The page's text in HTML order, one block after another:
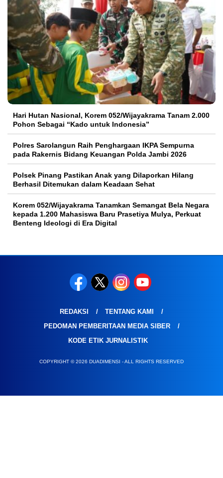
Hari Hutan Nasional, Korem 052/Wijayakrama Tanam 2.000
Pohon Sebagai “Kado untuk Indonesia”
Polres Sarolangun Raih Penghargaan IKPA Sempurna
pada Rakernis Bidang Keuangan Polda Jambi 2026
Polsek Pinang Pastikan Anak yang Dilaporkan Hilang
Berhasil Ditemukan dalam Keadaan Sehat
Korem 052/Wijayakrama Tanamkan Semangat Bela Negara
kepada 1.200 Mahasiswa Baru Prasetiya Mulya, Perkuat
Benteng Ideologi di Era Digital
REDAKSI
TENTANG KAMI
PEDOMAN PEMBERITAAN MEDIA SIBER
KODE ETIK JURNALISTIK
COPYRIGHT © 2026 DUADIMENSI - ALL RIGHTS RESERVED